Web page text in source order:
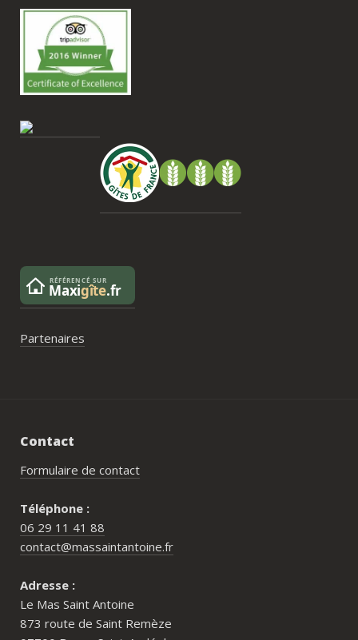
très beau souvenir de ce week-end et
nous recommandons le Mas Saint-
Antoine sans hésitation.**La seule petite
contrainte du week-end concerne la
gestion des déchets, puisqu’il n’y a pas
de tri directement sur le domaine et qu’il
faut se rendre au village. Cela ne nous a
pas posé de véritable problème, mais ce
serait un vrai plus à l’avenir.
Partenaires
Contact
Formulaire de contact
Téléphone :
06 29 11 41 88
contact@massaintantoine.fr
Adresse :
Le Mas Saint Antoine
873 route de Saint Remèze